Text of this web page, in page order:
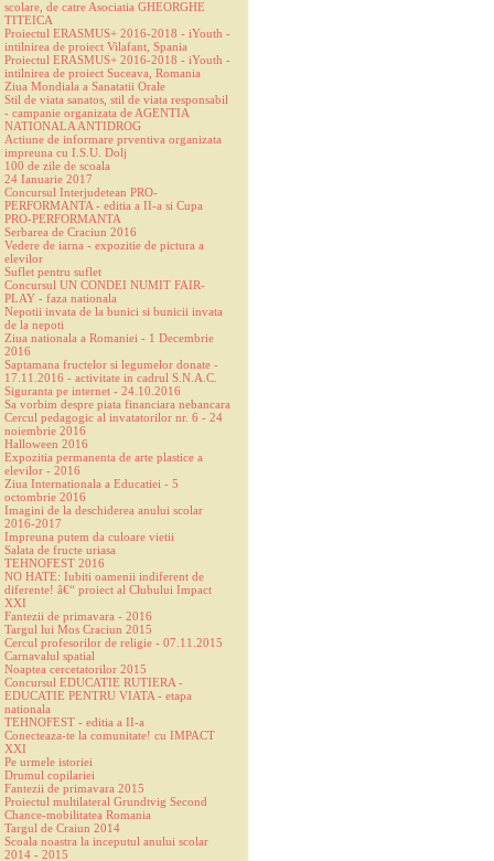
scolare, de catre Asociatia GHEORGHE
TITEICA
Proiectul ERASMUS+ 2016-2018 - iYouth -
intilnirea de proiect Vilafant, Spania
Proiectul ERASMUS+ 2016-2018 - iYouth -
intilnirea de proiect Suceava, Romania
Ziua Mondiala a Sanatatii Orale
Stil de viata sanatos, stil de viata responsabil
- campanie organizata de AGENTIA
NATIONALA ANTIDROG
Actiune de informare prventiva organizata
impreuna cu I.S.U. Dolj
100 de zile de scoala
24 Ianuarie 2017
Concursul Interjudetean PRO-
PERFORMANTA - editia a II-a si Cupa
PRO-PERFORMANTA
Serbarea de Craciun 2016
Vedere de iarna - expozitie de pictura a
elevilor
Suflet pentru suflet
Concursul UN CONDEI NUMIT FAIR-
PLAY - faza nationala
Nepotii invata de la bunici si bunicii invata
de la nepoti
Ziua nationala a Romaniei - 1 Decembrie
2016
Saptamana fructelor si legumelor donate -
17.11.2016 - activitate in cadrul S.N.A.C.
Siguranta pe internet - 24.10.2016
Sa vorbim despre piata financiara nebancara
Cercul pedagogic al invatatorilor nr. 6 - 24
noiembrie 2016
Halloween 2016
Expozitia permanenta de arte plastice a
elevilor - 2016
Ziua Internationala a Educatiei - 5
octombrie 2016
Imagini de la deschiderea anului scolar
2016-2017
Impreuna putem da culoare vietii
Salata de fructe uriasa
TEHNOFEST 2016
NO HATE: Iubiti oamenii indiferent de
diferente! â€“ proiect al Clubului Impact
XXI
Fantezii de primavara - 2016
Targul lui Mos Craciun 2015
Cercul profesorilor de religie - 07.11.2015
Carnavalul spatial
Noaptea cercetatorilor 2015
Concursul EDUCATIE RUTIERA -
EDUCATIE PENTRU VIATA - etapa
nationala
TEHNOFEST - editia a II-a
Conecteaza-te la comunitate! cu IMPACT
XXI
Pe urmele istoriei
Drumul copilariei
Fantezii de primavara 2015
Proiectul multilateral Grundtvig Second
Chance-mobilitatea Romania
Targul de Craiun 2014
Scoala noastra la inceputul anului scolar
2014 - 2015